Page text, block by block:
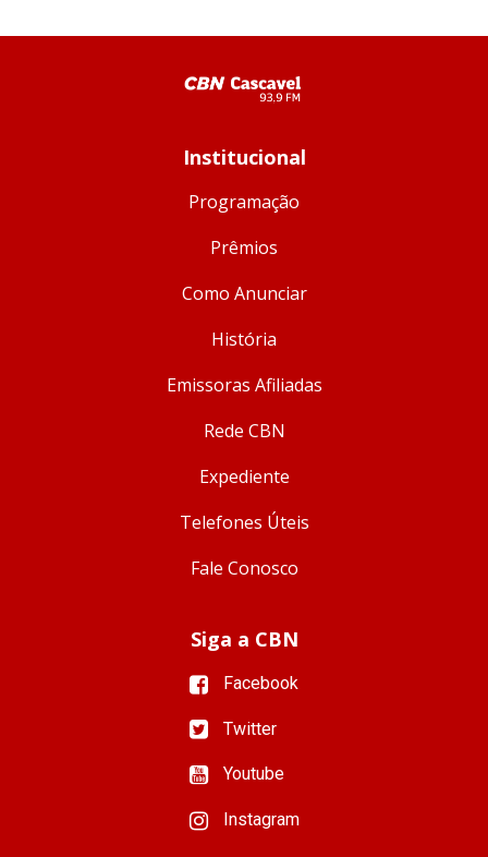
Institucional
Programação
Prêmios
Como Anunciar
História
Emissoras Afiliadas
Rede CBN
Expediente
Telefones Úteis
Fale Conosco
Siga a CBN
Facebook
Twitter
Youtube
Instagram